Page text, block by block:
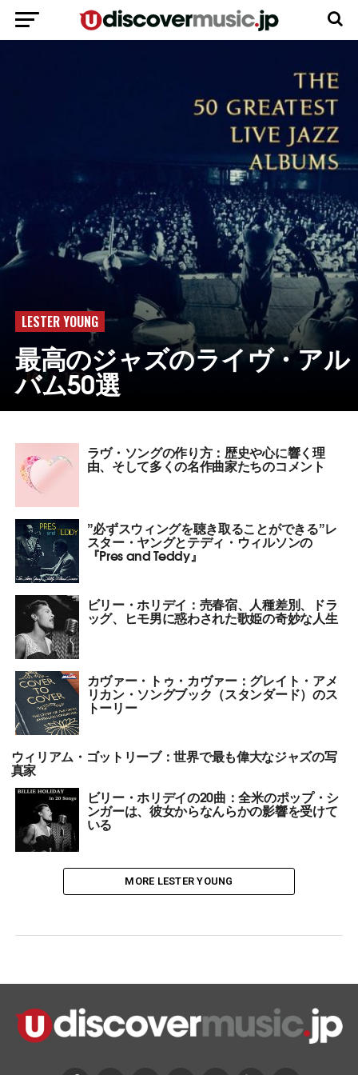
LESTER YOUNG
最高のジャズのライヴ・アル
バム50選
ラヴ・ソングの作り方：歴史や心に響く理
由、そして多くの名作曲家たちのコメント
”必ずスウィングを聴き取ることができる”レ
スター・ヤングとテディ・ウィルソンの
『Pres and Teddy』
ビリー・ホリデイ：売春宿、人種差別、ドラ
ッグ、ヒモ男に惑わされた歌姫の奇妙な人生
カヴァー・トゥ・カヴァー：グレイト・アメ
リカン・ソングブック（スタンダード）のス
トーリー
ウィリアム・ゴットリーブ：世界で最も偉大なジャズの写
真家
ビリー・ホリデイの20曲：全米のポップ・シ
ンガーは、彼女からなんらかの影響を受けて
いる
MORE LESTER YOUNG